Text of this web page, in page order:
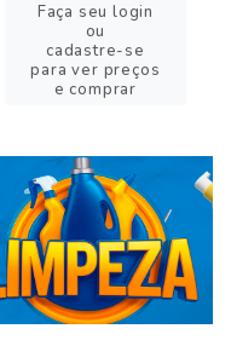
Faça seu login
ou
cadastre-se
para ver preços
e comprar